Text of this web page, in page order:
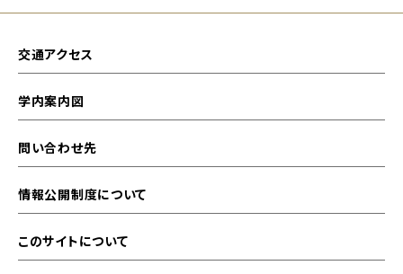
交通アクセス
学内案内図
問い合わせ先
情報公開制度について
このサイトについて